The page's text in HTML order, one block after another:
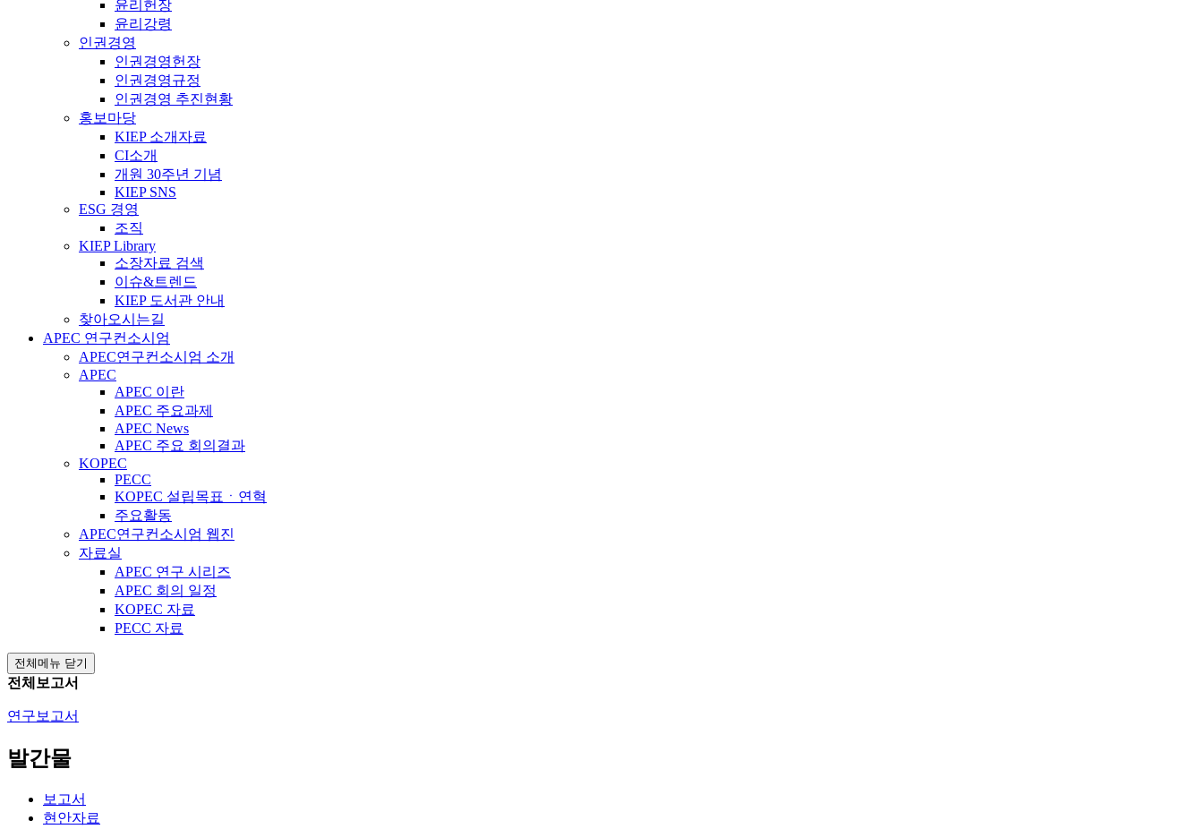
윤리헌장
윤리강령
인권경영
인권경영헌장
인권경영규정
인권경영 추진현황
홍보마당
KIEP 소개자료
CI소개
개원 30주년 기념
KIEP SNS
ESG 경영
조직
KIEP Library
소장자료 검색
이슈&트렌드
KIEP 도서관 안내
찾아오시는길
APEC 연구컨소시엄
APEC연구컨소시엄 소개
APEC
APEC 이란
APEC 주요과제
APEC News
APEC 주요 회의결과
KOPEC
PECC
KOPEC 설립목표ㆍ연혁
주요활동
APEC연구컨소시엄 웹진
자료실
APEC 연구 시리즈
APEC 회의 일정
KOPEC 자료
PECC 자료
전체메뉴 닫기
전체보고서
연구보고서
발간물
보고서
현안자료